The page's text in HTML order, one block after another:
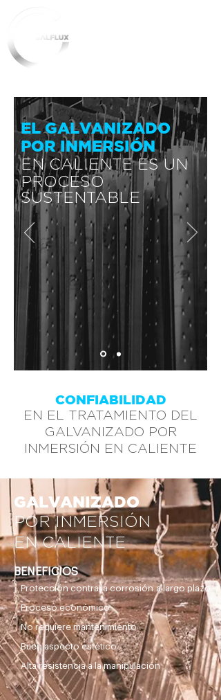
EL GALVANIZADO
POR INMERSIÓN
EN CALIENTE ES UN
PROCESO
SUSTENTABLE
CONFIABILIDAD
EN EL TRATAMIENTO DEL
GALVANIZADO POR
INMERSIÓN EN CALIENTE
GALVANIZADO
POR INMERSIÓN
EN CALIENTE
Protección contra la corrosión a largo plazo
Proceso económico
No requiere mantenimiento
Buen aspecto estético
Alta resistencia a la manipulación
BENEFICIOS